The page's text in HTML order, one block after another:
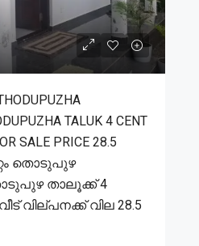
TALUK 4 CENT
SALE PRICE 28.5
തൊടുപുഴ
താലൂക്ക് 4
വില്പനക്ക് വില 28.5